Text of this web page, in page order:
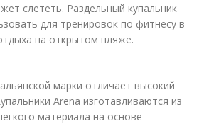
слететь. Раздельный купальник
для тренировок по фитнесу в
на открытом пляже.
марки отличает высокий
Arena изготавливаются из
материала на основе